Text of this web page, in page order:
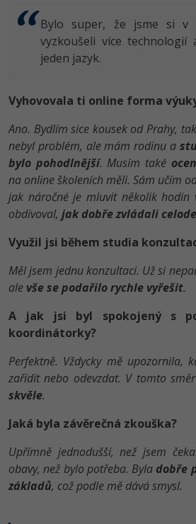
Bylo super, že jsme si v
vyzkoušeli více technologií
jeden jazyk.
Vyhovovala ti online forma
Ano. Bydlím sice kousek od Prahy,
nebyl problém, ale mám rodinu a
bylo pohodlnější. Musím také
na online školeních měli. Sám učím
jak náročné je mluvit několik hodin
obdivoval, jak dobře zvládali
Využil jsi během studia
Měl jsem jednu konzultaci. Už si
ale vše se podařilo rychle vyřešit.
A jak jsi byl spokojený s
koordinátorky?
Perfektně. Vždycky mě upozornila,
zařídit nebo odevzdat. V tomto
skvěle.
Jaká byla závěrečná zkouška?
Upřímně jednodušší, než jsem
obavy, než bylo potřeba. Byla dobře
základů, což podle mě dává smysl.